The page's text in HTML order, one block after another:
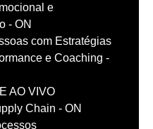
e
- ON
com Estratégias
e Coaching -
AO VIVO
Chain - ON